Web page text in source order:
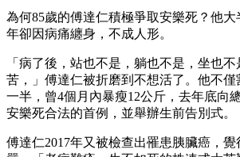
為何85歲的傅達仁積極爭取安樂死？他
年卻因病痛纏身，不成人形。
「病了後，站也不是，躺也不是，坐也
苦，」傅達仁被折磨到不想活了。他不
一半，曾4個月內暴瘦12公斤，去年底向
安樂死合法的首例，並舉辦生前告別式。
傅達仁2017年又被檢查出罹患胰臟癌，